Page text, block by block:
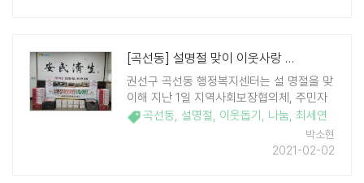
[곡선동] 설명절 맞이 이웃사랑 나눔
권선구 곡선동 행정복지센터는 설 명절을 맞
이해 지난 1일 지역사회보장협의체, 주민자
치위원회 등 관내 단체의 후원으로 이웃돕기
물품 나눔 행사를 비대면으로 진행했다. 이
날 지원 받은 후원물품(햇반 50박스, 라면
곡선동, 설명절, 이웃돕기 , 나눔, 최세연
박소현
2021-02-02